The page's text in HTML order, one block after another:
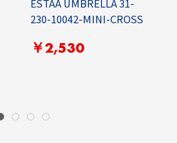
ESTAA UMBRELLA 31-
230-10042-MINI-CROSS
￥2,530